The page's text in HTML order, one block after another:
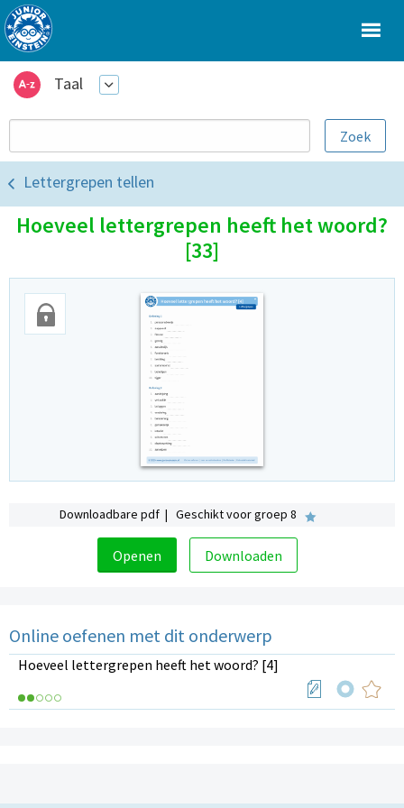
Taal
Lettergrepen tellen
Hoeveel lettergrepen heeft het woord?
[33]
Downloadbare pdf | Geschikt voor groep 8
Openen Downloaden
Online oefenen met dit onderwerp
Hoeveel lettergrepen heeft het woord? [4]